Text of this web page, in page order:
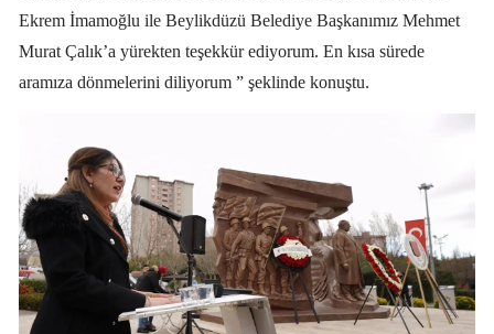
Ekrem İmamoğlu ile Beylikdüzü Belediye Başkanımız Mehmet
Murat Çalık’a yürekten teşekkür ediyorum. En kısa sürede
aramıza dönmelerini diliyorum ” şeklinde konuştu.